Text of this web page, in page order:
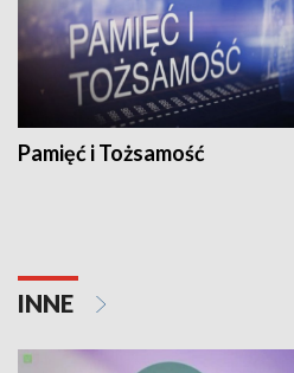
Pamięć i Tożsamość
INNE